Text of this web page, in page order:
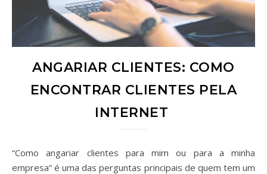
ANGARIAR CLIENTES: COMO
ENCONTRAR CLIENTES PELA
INTERNET
“Como angariar clientes para mim ou para a minha
empresa” é uma das perguntas principais de quem tem um